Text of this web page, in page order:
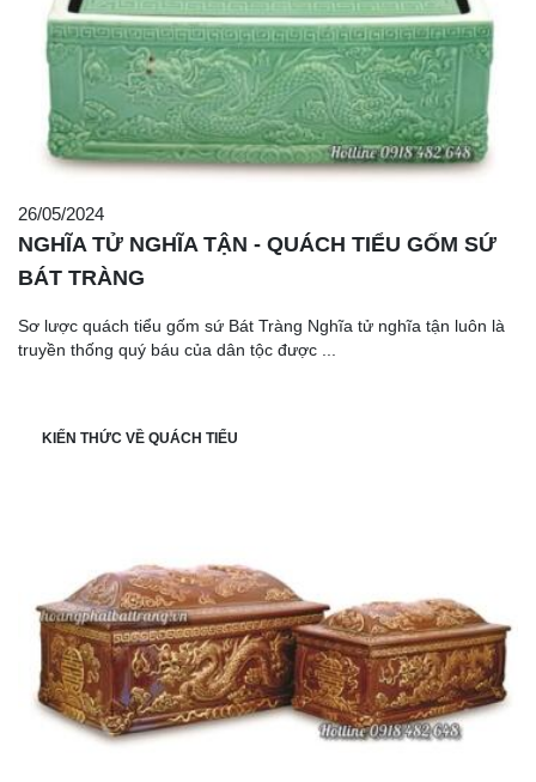
26/05/2024
NGHĨA TỬ NGHĨA TẬN - QUÁCH TIỂU GỐM SỨ
BÁT TRÀNG
Sơ lược quách tiểu gốm sứ Bát Tràng Nghĩa tử nghĩa tận luôn là
truyền thống quý báu của dân tộc được ...
KIẾN THỨC VỀ QUÁCH TIỂU